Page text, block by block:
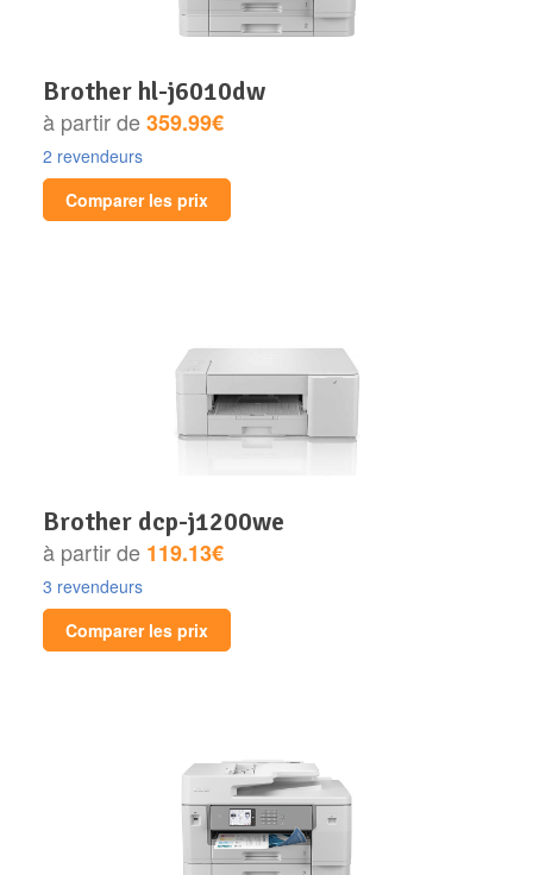
brother hl-j6010dw
à partir de359.99€
2 revendeurs
Comparer les prix
brother dcp-j1200we
à partir de 119.13€
3 revendeurs
Comparer les prix